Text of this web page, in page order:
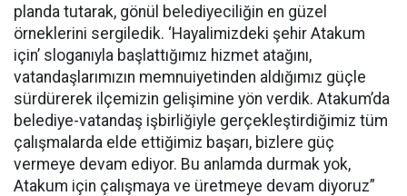
planda tutarak, gönül belediyeciliğin en güzel
örneklerini sergiledik. ‘Hayalimizdeki şehir Atakum
için’ sloganıyla başlattığımız hizmet atağını,
vatandaşlarımızın memnuiyetinden aldığımız güçle
sürdürerek ilçemizin gelişimine yön verdik. Atakum’da
belediye-vatandaş işbirliğiyle gerçekleştirdiğimiz tüm
çalışmalarda elde ettiğimiz başarı, bizlere güç
vermeye devam ediyor. Bu anlamda durmak yok,
Atakum için çalışmaya ve üretmeye devam diyoruz”